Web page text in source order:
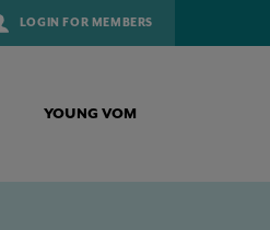
LOGIN FOR MEMBERS
YOUNG VOM